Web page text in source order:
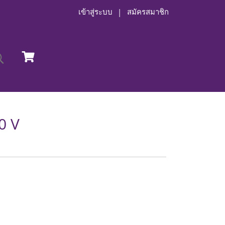
เข้าสู่ระบบ สมัครสมาชิก
V